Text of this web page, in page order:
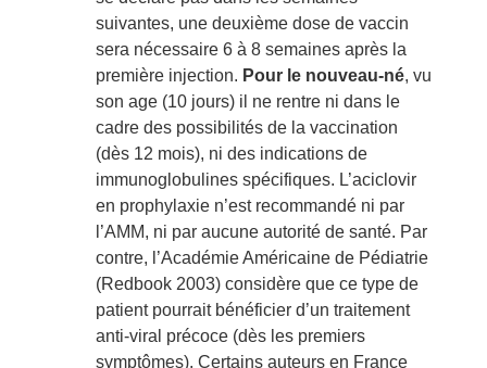
suivantes, une deuxième dose de vaccin
sera nécessaire 6 à 8 semaines après la
première injection. Pour le nouveau-né, vu
son age (10 jours) il ne rentre ni dans le
cadre des possibilités de la vaccination
(dès 12 mois), ni des indications de
immunoglobulines spécifiques. L’aciclovir
en prophylaxie n’est recommandé ni par
l’AMM, ni par aucune autorité de santé. Par
contre, l’Académie Américaine de Pédiatrie
(Redbook 2003) considère que ce type de
patient pourrait bénéficier d’un traitement
anti-viral précoce (dès les premiers
symptômes). Certains auteurs en France